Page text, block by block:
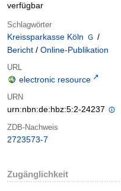
verfügbar
Schlagwörter
Kreissparkasse Köln
/
Bericht / Online-Publikation
URL
electronic resource
URN
urn:nbn:de:hbz:5:2-24237
ZDB-Nachweis
2723573-7
Zugänglichkeit